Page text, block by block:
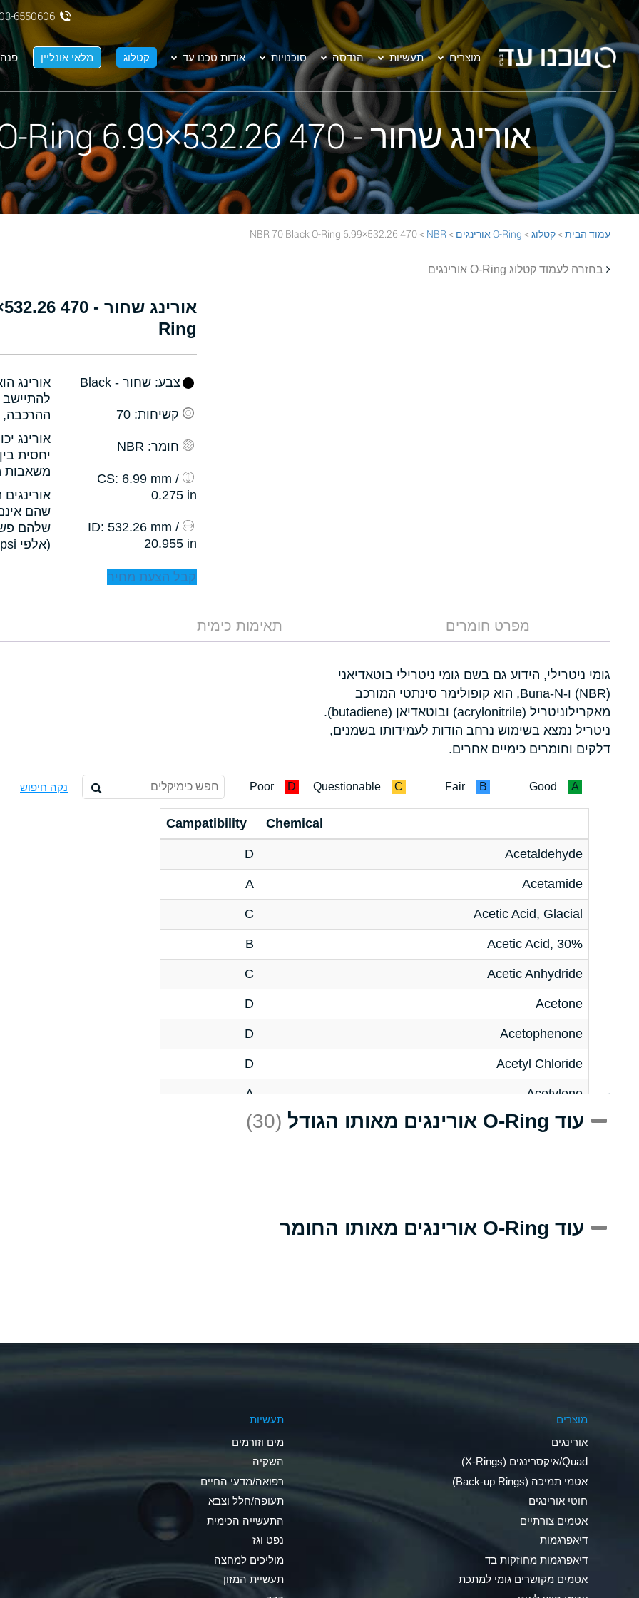
מוצרים תעשיות הנדסה סוכנויות אודות טכנו עד קטלוג מלאי אונליין פנה
03-6550606
אורינג שחור - 470 532.26×6.99 NBR 70 Black O-Ring
עמוד הבית >קטלוג > O-Ring אורינגים >
NBR
> 470 532.26×6.99 NBR 70 Black O-Ring
בחזרה לעמוד קטלוג O-Ring אורינגים
Ring
אורינג
להתיישב
ההרכבה,
אורינג
יחסית
משאבות
שהם
שלהם
(אלפי psi).
צבע: שחור - Black
קשיחות: 70
חומר: NBR
: 6.99 mm /
0.275 in
: 532.26 mm /
20.955 in
קבל הצעת מחיר
מפרט חומרים תאימות כימית
גומי ניטרילי, הידוע גם בשם גומי ניטרילי בוטאדיאני
(NBR) ו-Buna-N, הוא קופולימר סינתטי המורכב
מאקרילוניטריל (acrylonitrile) ובוטאדיאן (butadiene).
ניטריל נמצא בשימוש נרחב הודות לעמידותו בשמנים,
דלקים וחומרים כימיים אחרים.
A
Good
B
Fair
C
Questionable
D
Poor נקה חיפוש
Chemical
Campatibility
Acetaldehyde
D
Acetamide
A
Acetic Acid, Glacial
C
Acetic Acid, 30%
B
Acetic Anhydride
C
Acetone
D
Acetophenone
D
Acetyl Chloride
D
Acetylene
A
Acrlylonitrile
D
Aluminum Acetate (Aqueous)
Ammonia Anhydrous
B
Ammonia Gas (hot)
D
Ammonium Carbonate (Aqueous)
Ammonium Chloride (Aqueous)
A
Ammonium Hydroxide (conc.)
D
עוד O-Ring אורינגים מאותו הגודל (30)
עוד O-Ring אורינגים מאותו החומר
מוצרים
אורינגים
Quad/איקסרינגים (X-Rings)
אטמי תמיכה (Back-up Rings)
חוטי אורינגים
אטמים צורתיים
דיאפרגמות
דיאפרגמות מחוזקות בד
אטמים מקושרים גומי למתכת
תעשיות
מים וזורמים
השקיה
רפואה/מדעי החיים
תעופה/חלל וצבא
התעשייה הכימית
נפט וגז
מוליכים למחצה
תעשיית המזון